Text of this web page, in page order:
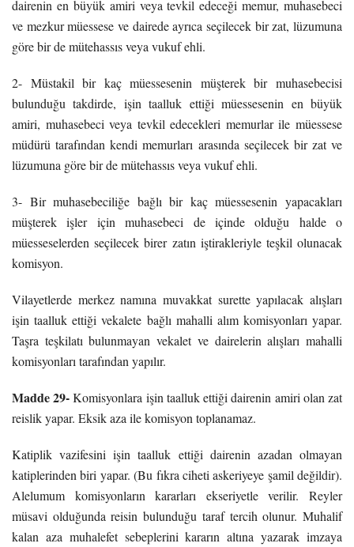
dairenin en büyük amiri veya tevkil edeceği memur, muhasebeci
ve mezkur müessese ve dairede ayrıca seçilecek bir zat, lüzumuna
göre bir de mütehassıs veya vukuf ehli.
2- Müstakil bir kaç müessesenin müşterek bir muhasebecisi
bulunduğu takdirde, işin taalluk ettiği müessesenin en büyük
amiri, muhasebeci veya tevkil edecekleri memurlar ile müessese
müdürü tarafından kendi memurları arasında seçilecek bir zat ve
lüzumuna göre bir de mütehassıs veya vukuf ehli.
3- Bir muhasebeciliğe bağlı bir kaç müessesenin yapacakları
müşterek işler için muhasebeci de içinde olduğu halde o
müesseselerden seçilecek birer zatın iştirakleriyle teşkil olunacak
komisyon.
Vilayetlerde merkez namına muvakkat surette yapılacak alışları
işin taalluk ettiği vekalete bağlı mahalli alım komisyonları yapar.
Taşra teşkilatı bulunmayan vekalet ve dairelerin alışları mahalli
komisyonları tarafından yapılır.
Madde 29-Komisyonlara işin taalluk ettiği dairenin amiri olan zat
reislik yapar. Eksik aza ile komisyon toplanamaz.
Katiplik vazifesini işin taalluk ettiği dairenin azadan olmayan
katiplerinden biri yapar. (Bu fıkra ciheti askeriyeye şamil değildir).
Alelumum komisyonların kararları ekseriyetle verilir. Reyler
müsavi olduğunda reisin bulunduğu taraf tercih olunur. Muhalif
kalan aza muhalefet sebeplerini kararın altına yazarak imzaya